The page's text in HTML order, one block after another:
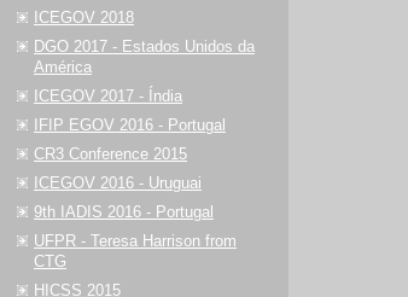
ICEGOV 2018
DGO 2017 - Estados Unidos da
América
ICEGOV 2017 - Índia
IFIP EGOV 2016 - Portugal
CR3 Conference 2015
ICEGOV 2016 - Uruguai
9th IADIS 2016 - Portugal
UFPR - Teresa Harrison from
CTG
HICSS 2015